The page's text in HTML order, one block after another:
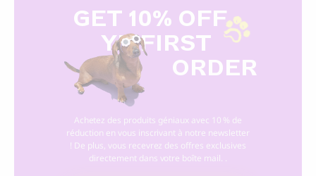
GET 10% OFF
YR FIRST
ORDER
Achetez des produits géniaux avec 10 % de
réduction en vous inscrivant à notre newsletter
! De plus, vous recevrez des offres exclusives
directement dans votre boîte mail. .